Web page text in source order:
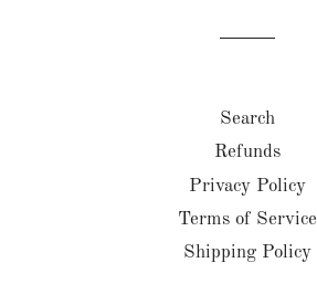
Search
Refunds
Privacy Policy
Terms of Service
Shipping Policy